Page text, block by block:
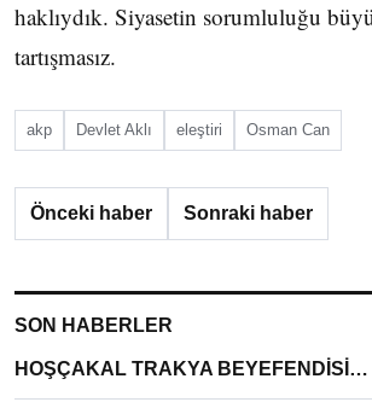
haklıydık. Siyasetin sorumluluğu
tartışmasız.
akp Devlet Aklı eleştiri Osman Can
Önceki haber Sonraki haber
SON HABERLER
HOŞÇAKAL TRAKYA BEYEFENDİSİ…